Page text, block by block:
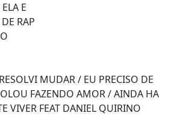
E
RAP
MUDAR / EU PRECISO DE
FAZENDO AMOR / AINDA HA
VIVER FEAT DANIEL QUIRINO